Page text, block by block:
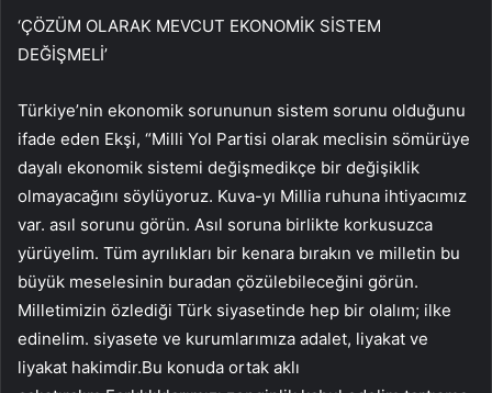
‘ÇÖZÜM OLARAK MEVCUT EKONOMİK SİSTEM
DEĞİŞMELİ’
Türkiye’nin ekonomik sorununun sistem sorunu olduğunu
ifade eden Ekşi, “Milli Yol Partisi olarak meclisin sömürüye
dayalı ekonomik sistemi değişmedikçe bir değişiklik
olmayacağını söylüyoruz. Kuva-yı Millia ruhuna ihtiyacımız
var. asıl sorunu görün. Asıl soruna birlikte korkusuzca
yürüyelim. Tüm ayrılıkları bir kenara bırakın ve milletin bu
büyük meselesinin buradan çözülebileceğini görün.
Milletimizin özlediği Türk siyasetinde hep bir olalım; ilke
edinelim. siyasete ve kurumlarımıza adalet, liyakat ve
liyakat hakimdir.Bu konuda ortak aklı